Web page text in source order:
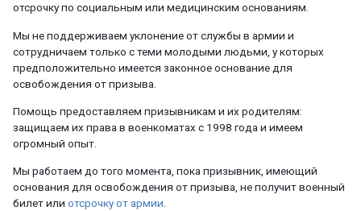
отсрочку по социальным или медицинским основаниям.
Мы не поддерживаем уклонение от службы в армии и
сотрудничаем только с теми молодыми людьми, у которых
предположительно имеется законное основание для
освобождения от призыва.
Помощь предоставляем призывникам и их родителям:
защищаем их права в военкоматах с 1998 года и имеем
огромный опыт.
Мы работаем до того момента, пока призывник, имеющий
основания для освобождения от призыва, не получит военный
билет или отсрочку от армии.